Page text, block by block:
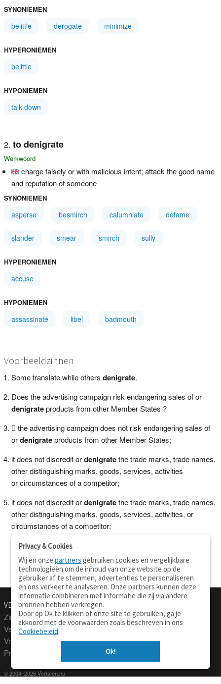
SYNONIEMEN
belittle derogate minimize
HYPERONIEMEN
belittle
HYPONIEMEN
talk down
to denigrate
Werkwoord
charge falsely or with malicious intent; attack the good name
and reputation of someone
SYNONIEMEN
asperse besmirch calumniate defame
slander smear smirch sully
HYPERONIEMEN
accuse
HYPONIEMEN
assassinate libel badmouth
Voorbeeldzinnen
Some translate while others denigrate.
Does the advertising campaign risk endangering sales of or
denigrateproducts from other Member States ?
 the advertising campaign does not risk endangering sales of
ordenigrateproducts from other Member States;
it does not discredit ordenigratethe trade marks, trade names,
other distinguishing marks, goods, services, activities
or circumstances of a competitor;
it does not discredit ordenigratethe trade marks, trade names,
other distinguishing marks, goods, services, activities, or
circumstances of a competitor;
VERTALEN.NU
Zinnen vertalen
Verklarend woordenboek
Vraagbaak
Professionele vertaling
© 2004–2026 Vertalen.nu
Over deze site
Privacy
Privacy & Cookies
Wij en onzepartners gebruiken cookies en vergelijkbare
technologieën om de inhoud van onze website op de
gebruiker af te stemmen, advertenties te personaliseren
en ons verkeer te analyseren. Onze partners kunnen deze
informatie combineren met informatie die zij via andere
bronnen hebben verkregen.
Door op Ok te klikken of onze site te gebruiken, ga je
akkoord met de voorwaarden zoals beschreven in ons
Cookiebeleid.
Ok!